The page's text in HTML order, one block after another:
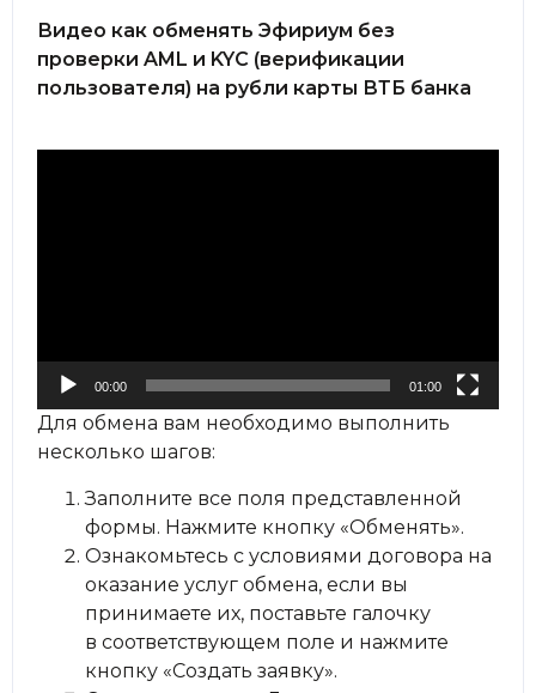
Видео как обменять Эфириум без
проверки AML и KYC (верификации
пользователя) на рубли карты ВТБ банка
00:00 01:00
Для обмена вам необходимо выполнить
несколько шагов:
Заполните все поля представленной
формы. Нажмите кнопку «Обменять».
Ознакомьтесь с условиями договора на
оказание услуг обмена, если вы
принимаете их, поставьте галочку
в соответствующем поле и нажмите
кнопку «Создать заявку».